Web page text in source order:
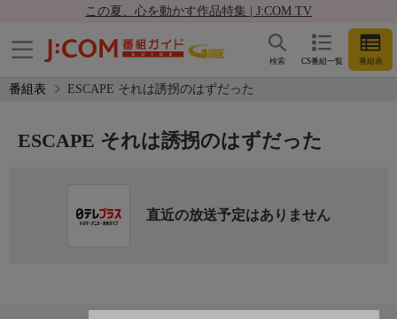
この夏、心を動かす作品特集 | J:COM TV
CS番組一覧 番組表
検索
番組表 ESCAPE それは誘拐のはずだった
ESCAPE それは誘拐のはずだった
直近の放送予定はありません